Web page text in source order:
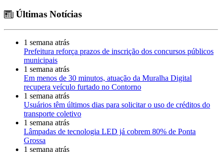
Últimas Notícias
1 semana atrás
Prefeitura reforça prazos de inscrição dos concursos públicos
municipais
1 semana atrás
Em menos de 30 minutos, atuação da Muralha Digital
recupera veículo furtado no Contorno
1 semana atrás
Usuários têm últimos dias para solicitar o uso de créditos do
transporte coletivo
1 semana atrás
Lâmpadas de tecnologia LED já cobrem 80% de Ponta
Grossa
1 semana atrás